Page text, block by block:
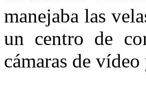
manejaba las
un centro de
cámaras de